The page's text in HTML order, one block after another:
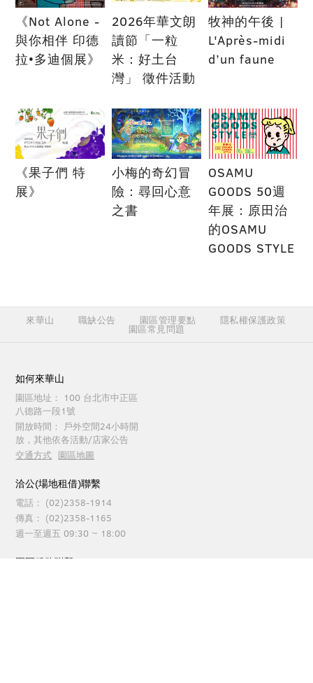
《Not Alone -
與你相伴 印德
拉•多迪個展》
2026年華文朗
讀節「一粒
米：好土台
灣」 徵件活動
牧神的午後 |
L'Après-midi
d’un faune
《果子們 特
展》
小梅的奇幻冒
險：尋回心意
之書
OSAMU
GOODS 50週
年展：原田治
的OSAMU
GOODS STYLE
來華山 職缺公告 園區管理要點 隱私權保護政策
園區常見問題
如何來華山
園區地址：
100 台北市中正區
八德路一段1號
開放時間：
戶外空間24小時開
放，其他依各活動/店家公告
交通方式 園區地圖
洽公(場地租借)聯繫
電話：
(02)2358-1914
傳真：
(02)2358-1165
週一至週五 09:30 ~ 18:00
園區服務聯繫